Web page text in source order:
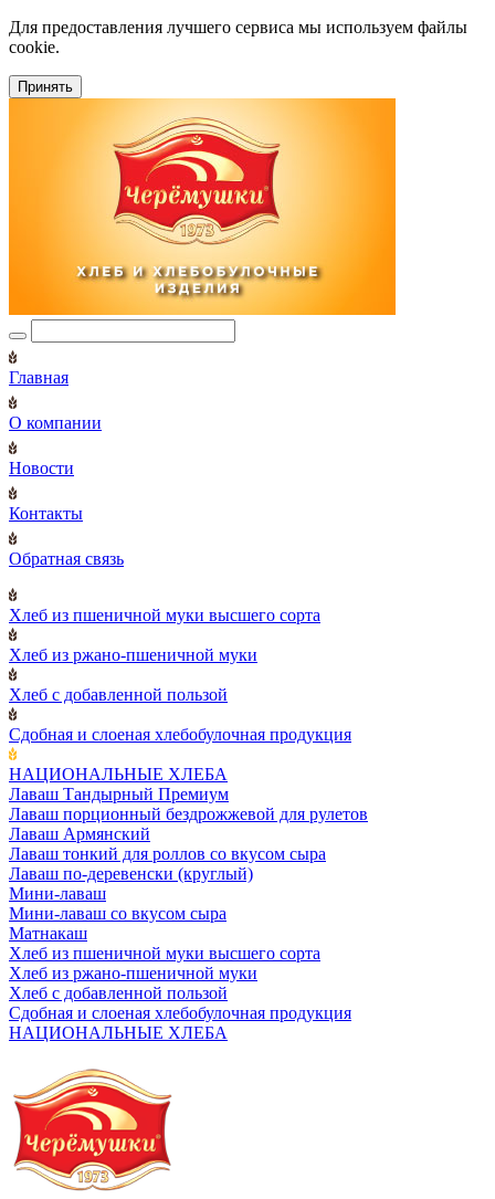
Для предоставления лучшего сервиса мы используем файлы
cookie.
Принять
Главная
О компании
Новости
Контакты
Обратная связь
Хлеб из пшеничной муки высшего сорта
Хлеб из ржано-пшеничной муки
Хлеб с добавленной пользой
Сдобная и слоеная хлебобулочная продукция
НАЦИОНАЛЬНЫЕ ХЛЕБА
Лаваш Тандырный Премиум
Лаваш порционный бездрожжевой для рулетов
Лаваш Армянский
Лаваш тонкий для роллов со вкусом сыра
Лаваш по-деревенски (круглый)
Мини-лаваш
Мини-лаваш со вкусом сыра
Матнакаш
Хлеб из пшеничной муки высшего сорта
Хлеб из ржано-пшеничной муки
Хлеб с добавленной пользой
Сдобная и слоеная хлебобулочная продукция
НАЦИОНАЛЬНЫЕ ХЛЕБА